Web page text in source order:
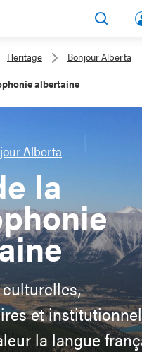
a.ca
Heritage
Bonjour Alberta
albertaine
Alberta
la
et
la langue